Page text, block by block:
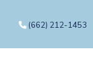
(662) 212-1453